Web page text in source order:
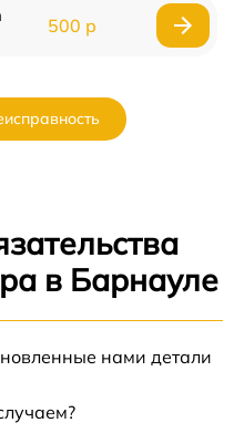
500 р
в Барнауле
нами детали